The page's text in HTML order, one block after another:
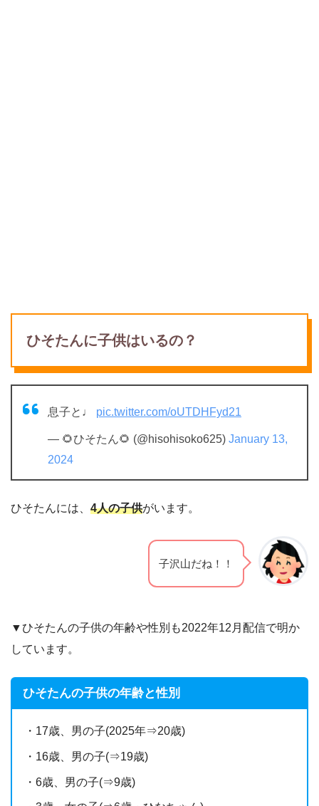
ひそたんに子供はいるの？
息子と♩ pic.twitter.com/oUTDHFyd21
— 🌻ひそたん🌻 (@hisohisoko625) January 13,
2024
ひそたんには、 4人の子供がいます。
子沢山だね！！
▼ひそたんの子供の年齢や性別も2022年12月配信で明か
しています。
ひそたんの子供の年齢と性別
・17歳、男の子(2025年⇒20歳)
・16歳、男の子(⇒19歳)
・6歳、男の子(⇒9歳)